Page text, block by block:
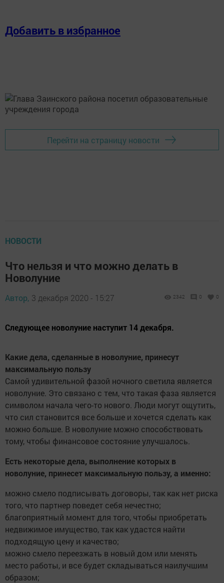
Добавить в избранное
Перейти на страницу новости
НОВОСТИ
Что нельзя и что можно делать в
Новолуние
Автор, 3 декабря 2020 - 15:27 2342 0 0
Следующее новолуние наступит 14 декабря.
Какие дела, сделанные в новолуние, принесут
максимальную пользу
Самой удивительной фазой ночного светила является
новолуние. Это связано с тем, что такая фаза является
символом начала чего-то нового. Люди могут ощутить,
что сил становится все больше и хочется сделать как
можно больше. В новолуние можно способствовать
тому, чтобы финансовое состояние улучшалось.
Есть некоторые дела, выполнение которых в
новолуние, принесет максимальную пользу, а именно:
можно смело подписывать договоры, так как нет риска
того, что партнер поведет себя нечестно;
благоприятный момент для того, чтобы приобретать
недвижимое имущество, так как удастся найти
подходящую цену и качество;
можно смело переезжать в новый дом или менять
место работы, и все будет складываться наилучшим
образом;